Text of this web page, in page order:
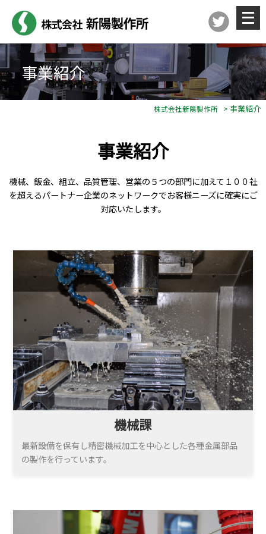
メ
ニ
ュ
を
開
く
事業紹介
株式会社新陽製作所 > 事業紹介
事業紹介
機械、鈑金、組立、品質管理、営業の５つの部門に加えて１００社
を超えるパートナー企業のネットワークでお客様ニーズに確実にご
対応いたします。
機械課
最新設備を保有し精密機械加工を中心とした各種金属部品
の製作を行っています。